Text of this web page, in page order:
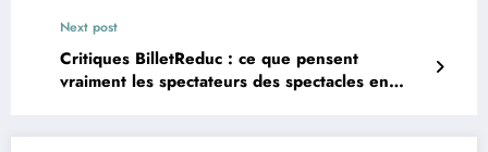
Next post
Critiques BilletReduc : ce que pensent
vraiment les spectateurs des spectacles en